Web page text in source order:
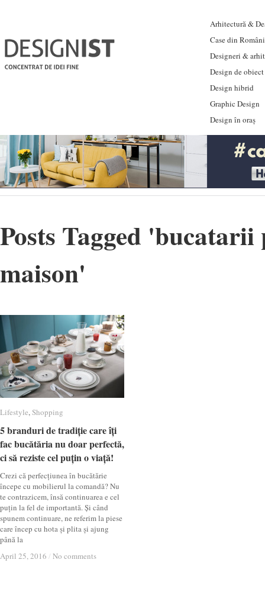
Arhitectură &
Case din
Designeri &
Design de obiect
Design hibrid
Graphic Design
Design în oraș
Posts Tagged 'bucatarii
maison'
Lifestyle,Shopping
5 branduri de tradiție care îți
fac bucătăria nu doar perfectă,
ci să reziste cel puțin o viață!
Crezi că perfecțiunea în bucătărie
începe cu mobilierul la comandă? Nu
te contrazicem, însă continuarea e cel
puțin la fel de importantă. Și când
spunem continuare, ne referim la piese
care încep cu hota și plita și ajung
până la
April 25, 2016 / No comments
Lifestyle Shopping
5 branduri de tradiție care îți
fac bucătăria nu doar perfectă,
ci să reziste cel puțin o viață!
April 25, 2016 / No comments